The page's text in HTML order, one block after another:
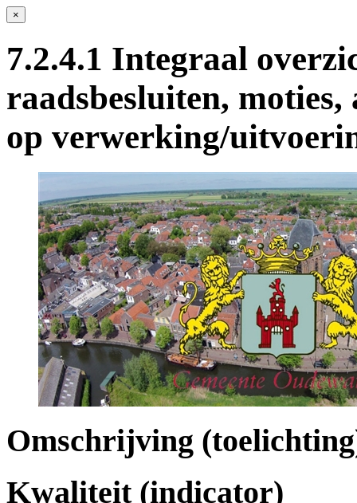
×
7.2.4.1 Integraal
raadsbesluiten,
op verwerking/
Omschrijving
Kwaliteit (indicator)